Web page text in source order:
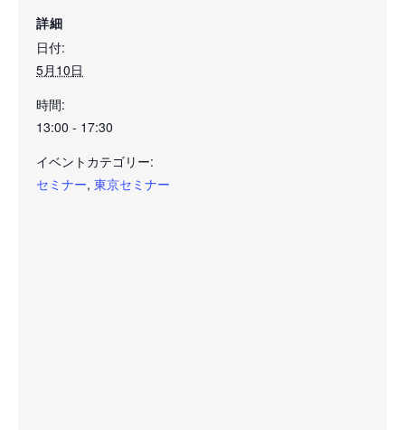
詳細
日付:
5月10日
時間:
13:00 - 17:30
イベントカテゴリー:
セミナー, 東京セミナー